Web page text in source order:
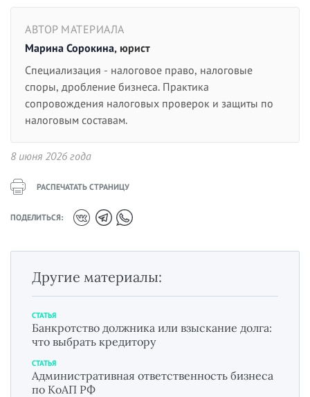
АВТОР МАТЕРИАЛА
Марина Сорокина, юрист
Специализация - налоговое право, налоговые
споры, дробление бизнеса. Практика
сопровождения налоговых проверок и защиты по
налоговым составам.
8 июня 2026 года
РАСПЕЧАТАТЬ СТРАНИЦУ
ПОДЕЛИТЬСЯ:
Другие материалы:
СТАТЬЯ
Банкротство должника или взыскание долга:
что выбрать кредитору
СТАТЬЯ
Административная ответственность бизнеса
по КоАП РФ